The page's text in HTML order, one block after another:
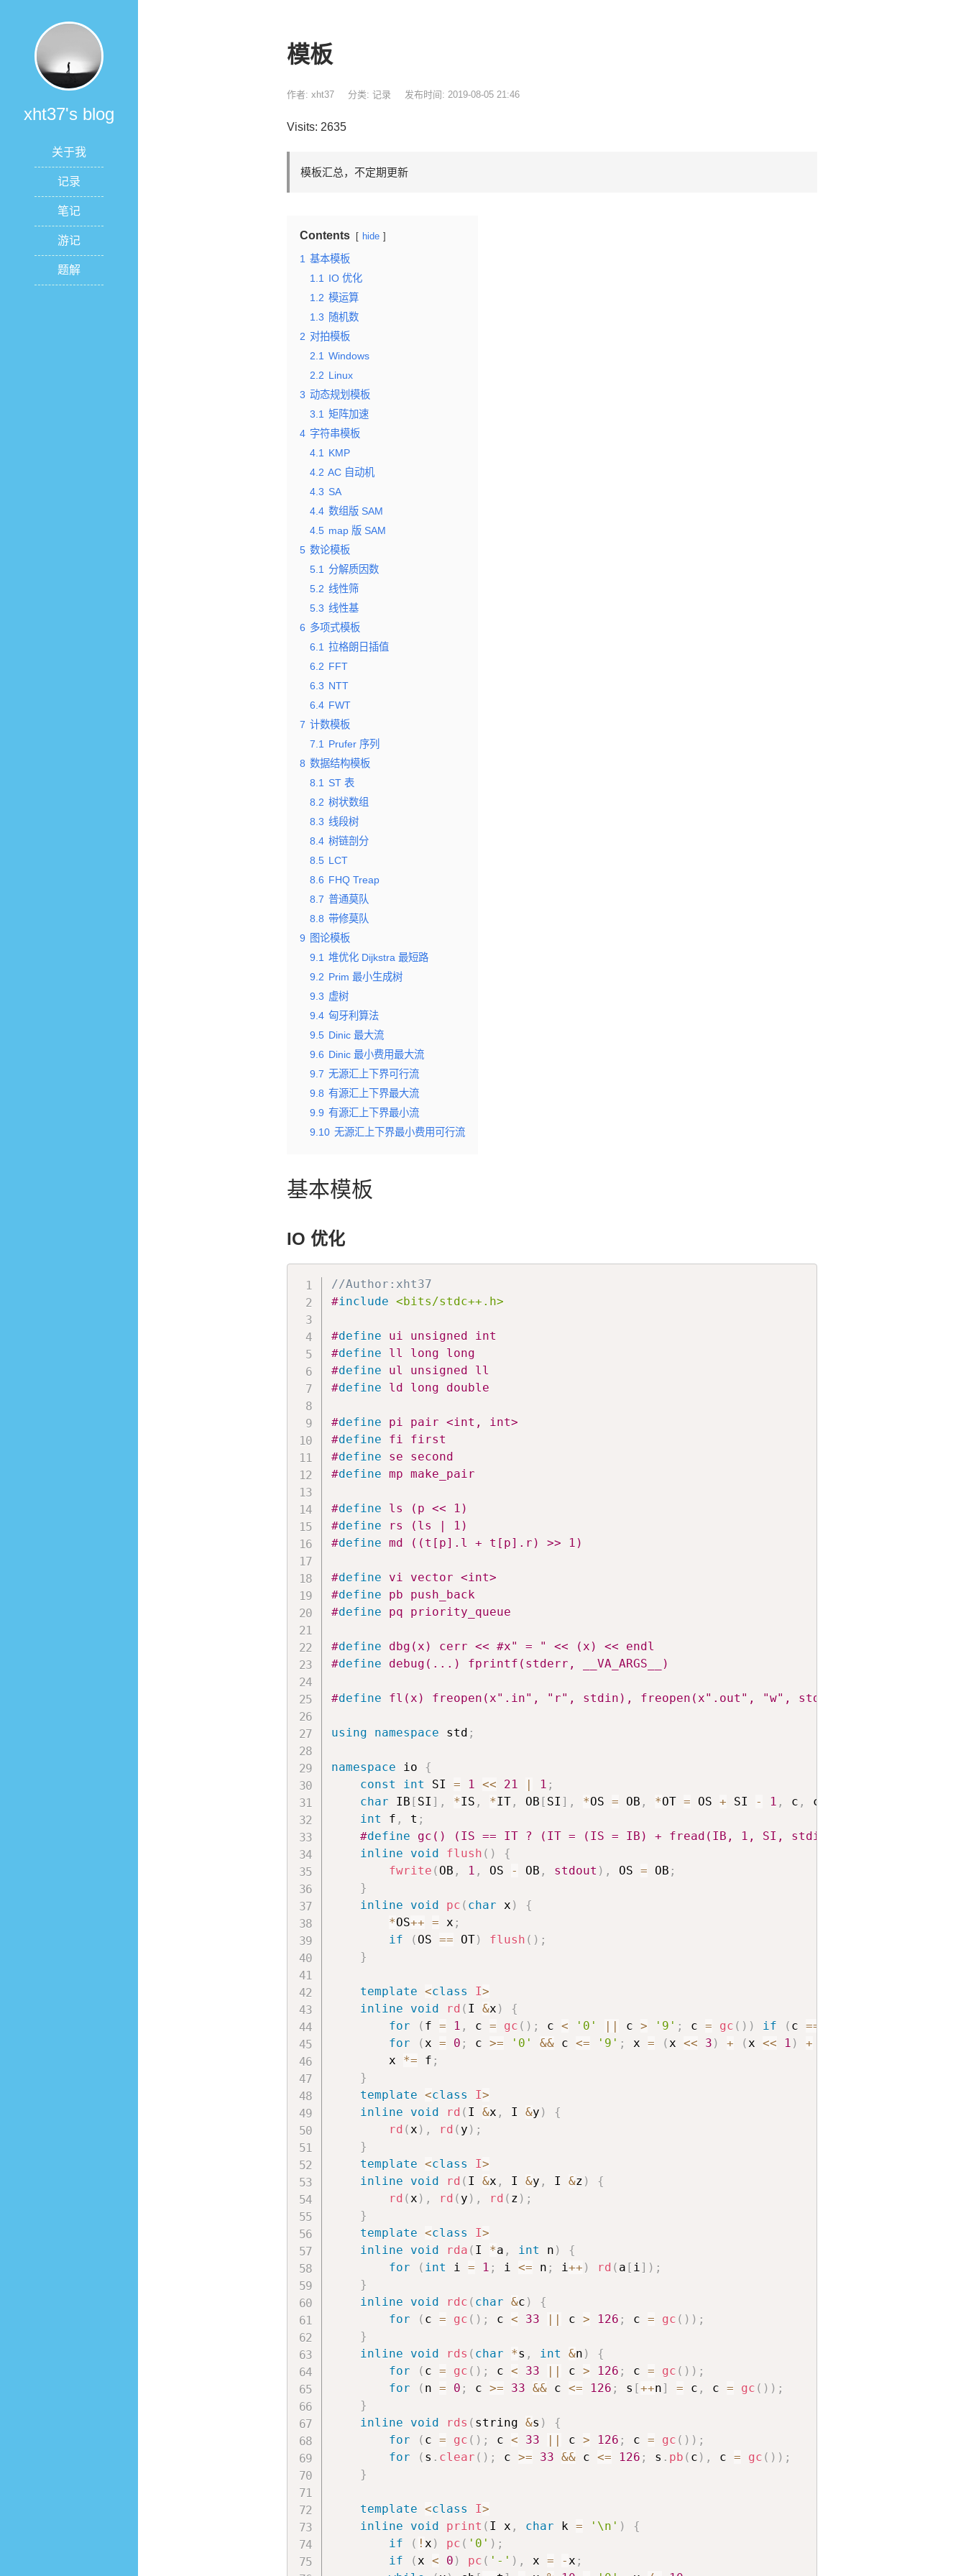
xht37's blog
关于我
记录
笔记
游记
题解
模板
作者: xht37 分类: 记录 发布时间: 2019-08-05 21:46
Visits: 2635
模板汇总，不定期更新
Contents hide
1 基本模板
1.1
IO 优化
1.2 模运算
1.3 随机数
2 对拍模板
2.1 Windows
2.2 Linux
3 动态规划模板
3.1 矩阵加速
4 字符串模板
4.1
KMP
4.2 AC 自动机
4.3 SA
4.4 数组版 SAM
4.5 map 版 SAM
5 数论模板
5.1 分解质因数
5.2 线性筛
5.3 线性基
6 多项式模板
6.1 拉格朗日插值
6.2 FFT
6.3 NTT
6.4 FWT
7 计数模板
7.1
Prufer 序列
8 数据结构模板
8.1 ST 表
8.2 树状数组
8.3 线段树
8.4 树链剖分
8.5 LCT
8.6 FHQ Treap
8.7 普通莫队
8.8 带修莫队
9 图论模板
9.1 堆优化 Dijkstra 最短路
9.2 Prim 最小生成树
9.3 虚树
9.4 匈牙利算法
9.5 Dinic 最大流
9.6 Dinic 最小费用最大流
9.7 无源汇上下界可行流
9.8 有源汇上下界最大流
9.9 有源汇上下界最小流
9.10 无源汇上下界最小费用可行流
基本模板
IO 优化
//Author:xht37
#include <bits/stdc++.h>
#define ui unsigned int
#define ll long long
#define ul unsigned ll
#define ld long double
#define pi pair <int, int>
#define fi first
#define se second
#define mp make_pair
#define ls (p << 1)
#define rs (ls | 1)
#define md ((t[p].l + t[p].r) >> 1)
#define vi vector <int>
#define pb push_back
#define pq priority_queue
#define dbg(x) cerr << #x" = " << (x) << endl
#define debug(...) fprintf(stderr, __VA_ARGS__)
#define fl(x) freopen(x".in", "r", stdin), freopen(x".out", "w", stdout)
using namespace std ;
namespace io {
const
int SI = 1 << 21 | 1 ;
char IB [ SI ] , *IS , *IT, OB [ SI ] , *OS = OB , *OT = OS + SI - 1 , c , ch
int f , t ;
#define gc() (IS == IT ? (IT = (IS = IB) + fread(IB, 1, SI, stdin), IS == IT ? EOF :
inline
void flush ( )
{
fwrite ( OB , 1 , OS - OB , stdout ) , OS = OB ;
}
inline
void pc ( char x )
{
*OS++ = x ;
if
( OS == OT) flush ( ) ;
}
template <class I>
inline
void rd ( I &x )
{
for
( f = 1 , c = gc ( ) ; c < '0' || c > '9' ; c = gc ( ) ) if ( c ==
for
(x = 0 ; c >= '0' && c <= '9' ; x = (x << 3 ) + (x << 1 ) +
        x
*= f ;
}
template <class I>
inline
void rd ( I &x , I &y )
{
rd (x ) , rd ( y ) ;
}
template <class I>
inline
void rd ( I &x , I &y , I &z )
{
rd (x ) , rd ( y ) , rd ( z ) ;
}
template <class I>
inline
void rda ( I *a , int n )
{
for
( int i = 1 ; i <= n ; i++ ) rd ( a [ i] ) ;
}
inline
void rdc ( char &c )
{
for
( c = gc ( ) ; c < 33 || c > 126 ; c = gc ( ) ) ;
}
inline
void rds ( char *s , int &n )
{
for
( c = gc ( ) ; c < 33 || c > 126 ; c = gc ( ) ) ;
for
( n = 0 ; c >= 33 && c <= 126 ; s [++n] = c , c = gc ( ) ) ;
}
inline
void rds ( string &s )
{
for
( c = gc ( ) ; c < 33 || c > 126 ; c = gc ( ) ) ;
for
( s . clear ( ) ; c >= 33 && c <= 126 ; s . pb ( c ) , c = gc ( ) ) ;
}
template <class I>
inline
void print ( I x , char k = '\n' )
{
if
( ! x ) pc ( '0' ) ;
if
(x < 0 ) pc ( '-' ) , x = -x ;